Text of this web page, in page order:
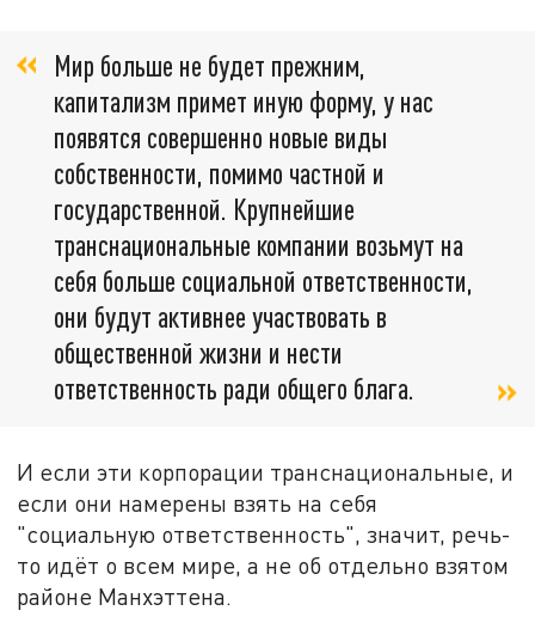
Мир больше не будет прежним,
капитализм примет иную форму, у нас
появятся совершенно новые виды
собственности, помимо частной и
государственной. Крупнейшие
транснациональные компании возьмут на
себя больше социальной ответственности,
они будут активнее участвовать в
общественной жизни и нести
ответственность ради общего блага.
И если эти корпорации транснациональные, и
если они намерены взять на себя
"социальную ответственность", значит, речь-
то идёт о всем мире, а не об отдельно взятом
районе Манхэттена.